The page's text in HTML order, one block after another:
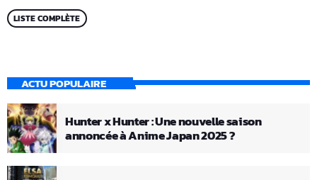
LISTE COMPLÈTE
ACTU POPULAIRE
Hunter x Hunter : Une nouvelle saison
annoncée à Anime Japan 2025 ?